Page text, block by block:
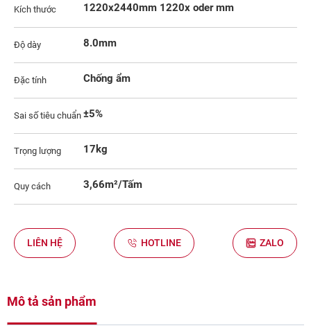
Kích thước 1220x2440mm 1220x oder mm
Độ dày 8.0mm
Đặc tính Chống ẩm
Sai số tiêu chuẩn ±5%
Trọng lượng 17kg
Quy cách 3,66m²/Tấm
LIÊN HỆ HOTLINE ZALO
Mô tả sản phẩm